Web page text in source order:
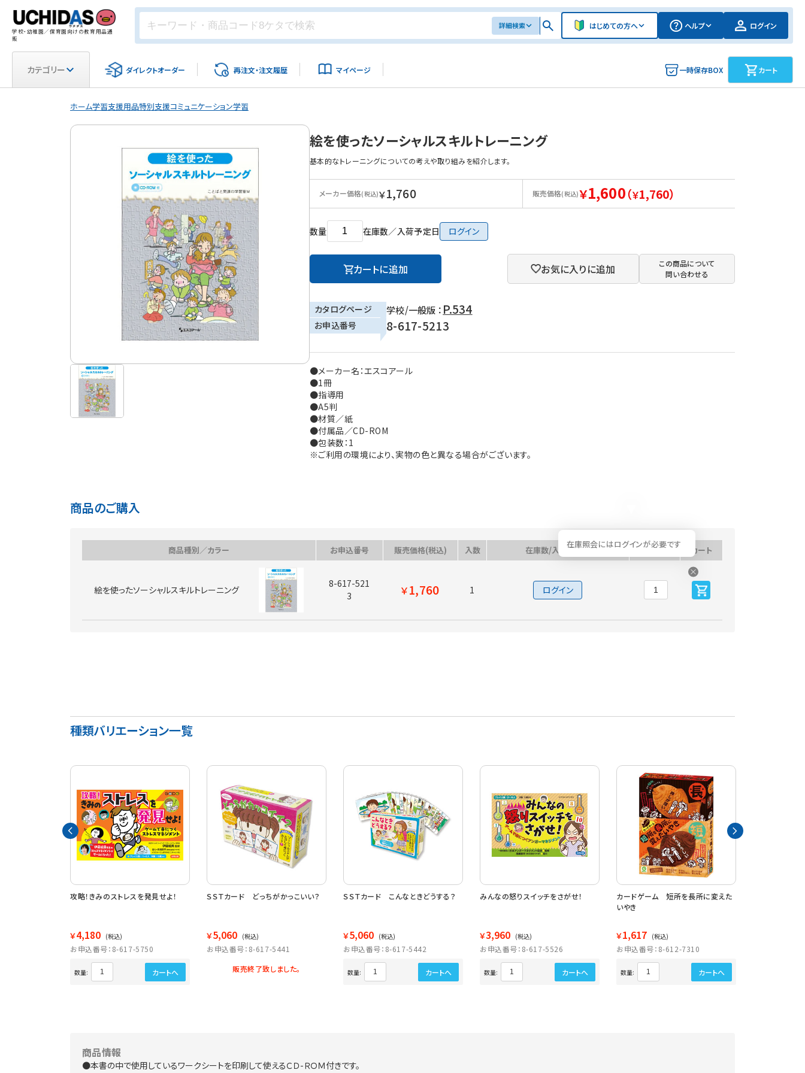
学校・幼稚園／保育園向けの教育用品通
販
詳細検索 はじめての方へ ヘルプ ログイン
カテゴリー ダイレクトオーダー 再注文・注文履歴 マイページ 一時保存BOX カート
ホーム学習支援用品特別支援コミュニケーション学習
絵を使ったソーシャルスキルトレーニング
基本的なトレーニングについての考えや取り組みを紹介します。
メーカー価格(税込)￥1,760 販売価格(税込)￥1,600（￥1,760）
数量 在庫数／入荷予定日 ログイン
カートに追加 お気に入りに追加
この商品について
問い合わせる
カタログページ 学校/一般版 ： P.534
お申込番号 8-617-5213
●メーカー名：エスコアール
●1冊
●指導用
●A5判
●材質／紙
●付属品／CD-ROM
●包装数：1
※ご利用の環境により、実物の色と異なる場合がございます。
商品のご購入
商品種別／カラー お申込番号 販売価格(税込) 入数 在庫数/入荷予定日
在庫照会にはログインが必要です
数量 カート
絵を使ったソーシャルスキルトレーニング
8-617-521
3
￥1,760 1 ログイン
種類バリエーション一覧
攻略！きみのストレスを発見せよ！
￥4,180 (税込)
お申込番号：8-617-5750
数量: カートへ
ＳＳＴカード どっちがかっこいい？
￥5,060 (税込)
お申込番号：8-617-5441
販売終了致しました。
ＳＳＴカード こんなときどうする？
￥5,060 (税込)
お申込番号：8-617-5442
数量: カートへ
みんなの怒りスイッチをさがせ！
￥3,960 (税込)
お申込番号：8-617-5526
数量: カートへ
カードゲーム 短所を長所に変えた
いやき
￥1,617 (税込)
お申込番号：8-612-7310
数量: カートへ
商品情報
●本書の中で使用しているワークシートを印刷して使えるＣＤ-ＲＯＭ付きです。